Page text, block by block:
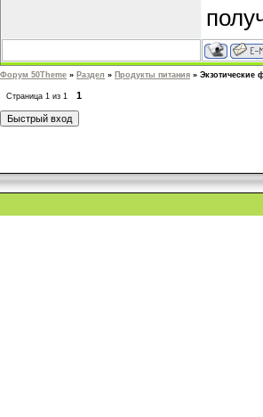
Форум 50Theme » Раздел » Продукты питания » Экзотические
Страница 1 из 1 1